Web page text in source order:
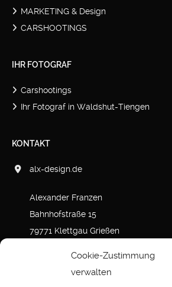
Cookie-Zustimmung
verwalten
MARKETING & Design
CARSHOOTINGS
IHR FOTOGRAF
Carshootings
Ihr Fotograf in Waldshut-Tiengen
KONTAKT
alx-design.de
Alexander Franzen
Bahnhofstraße 15
79771 Klettgau Grießen